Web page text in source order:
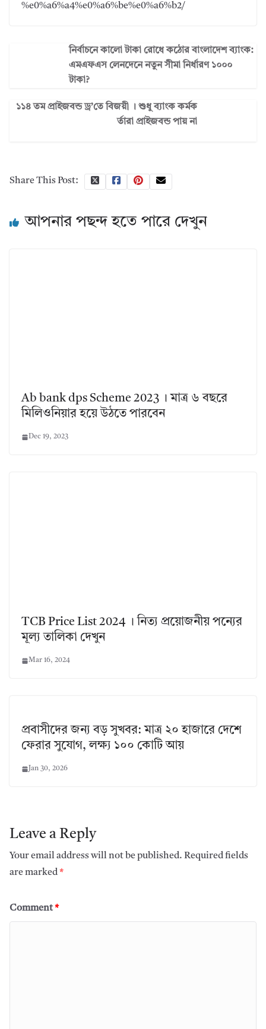
%e0%a6%a4%e0%a6%be%e0%a6%b2/
নির্বাচনে কালো টাকা রোধে কঠোর বাংলাদেশ ব্যাংক:
এমএফএস লেনদেনে নতুন সীমা নির্ধারণ ১০০০
টাকা?
১১৪ তম প্রাইজবন্ড ড্র’তে বিজয়ী । শুধু ব্যাংক কর্মক
র্তারা প্রাইজবন্ড পায় না
Share This Post:
আপনার পছন্দ হতে পারে দেখুন
Ab bank dps Scheme 2023 । মাত্র ৬ বছরে
মিলিওনিয়ার হয়ে উঠতে পারবেন
Dec 19, 2023
TCB Price List 2024 । নিত্য প্রয়োজনীয় পন্যের
মূল্য তালিকা দেখুন
Mar 16, 2024
প্রবাসীদের জন্য বড় সুখবর: মাত্র ২০ হাজারে দেশে
ফেরার সুযোগ, লক্ষ্য ১০০ কোটি আয়
Jan 30, 2026
Leave a Reply
Your email address will not be published. Required fields
are marked*
Comment*